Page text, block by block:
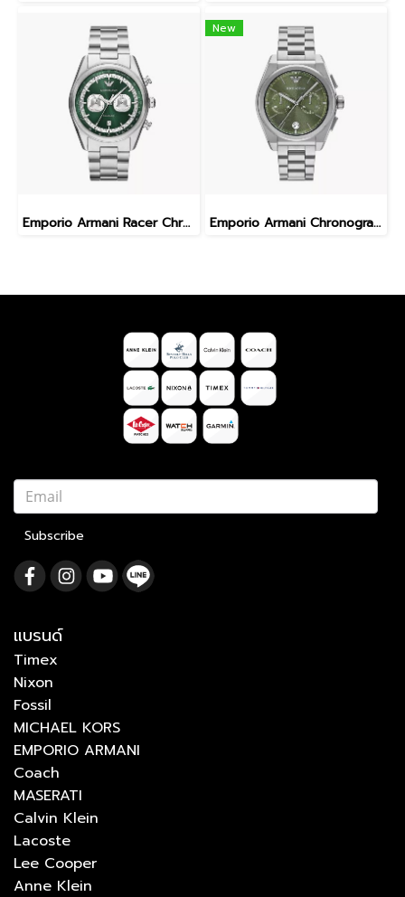
Emporio Armani Racer Chronograph AR11637
New
Emporio Armani Chronograph Stainless Steel Watch AR11640
Subscribe
แบรนด์
Timex
Nixon
Fossil
MICHAEL KORS
EMPORIO ARMANI
Coach
MASERATI
Calvin Klein
Lacoste
Lee Cooper
Anne Klein